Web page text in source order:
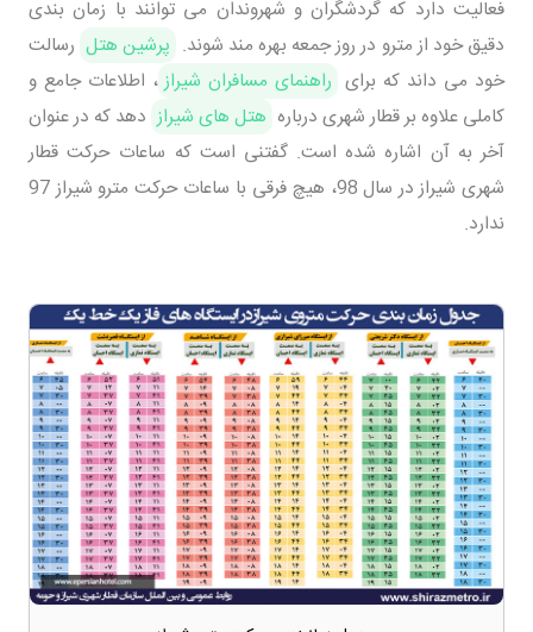
فعالیت دارد که گردشگران و شهروندان می توانند با زمان بندی
دقیق خود از مترو در روز جمعه بهره مند شوند. پرشین هتل رسالت
خود می داند که برای راهنمای مسافران شیراز، اطلاعات جامع و
کاملی علاوه بر قطار شهری درباره هتل های شیراز دهد که در عنوان
آخر به آن اشاره شده است. گفتنی است که ساعات حرکت قطار
شهری شیراز در سال 98، هیچ فرقی با ساعات حرکت مترو شیراز 97
ندارد.